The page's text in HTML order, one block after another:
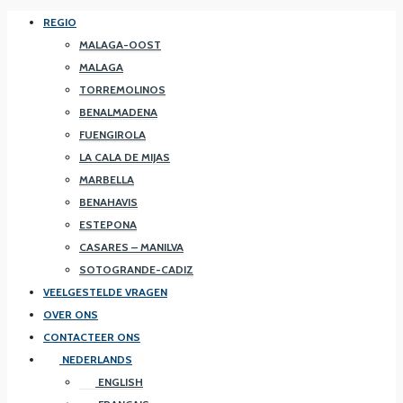
REGIO
MALAGA-OOST
MALAGA
TORREMOLINOS
BENALMADENA
FUENGIROLA
LA CALA DE MIJAS
MARBELLA
BENAHAVIS
ESTEPONA
CASARES – MANILVA
SOTOGRANDE-CADIZ
VEELGESTELDE VRAGEN
OVER ONS
CONTACTEER ONS
NEDERLANDS
ENGLISH